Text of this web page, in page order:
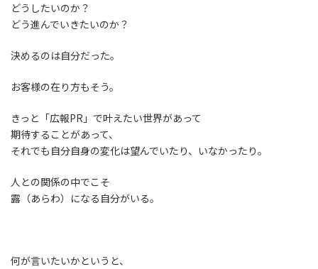
どうしたいのか？
どう進んでいきたいのか？
決めるのは自分だった。
お客様の在り方もそう。
きっと「広報PR」で叶えたい世界があって
期待することがあって、
それでも自分自身の変化は望んでいたり、いなかったり。
人との関係の中でこそ
露（あらわ）になる自分がいる。
何が言いたいかというと、